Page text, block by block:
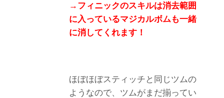
→フィニックのスキルは消去範囲
に入っているマジカルボムも一緒
に消してくれます！
ほぼほぼスティッチと同じツムの
ようなので、ツムがまだ揃ってい